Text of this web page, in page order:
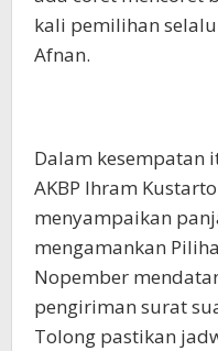
kali pemilihan
Afnan.
Dalam kesempatan
AKBP Ihram
menyampaikan
mengamankan
Nopember
pengiriman surat
Tolong pastikan